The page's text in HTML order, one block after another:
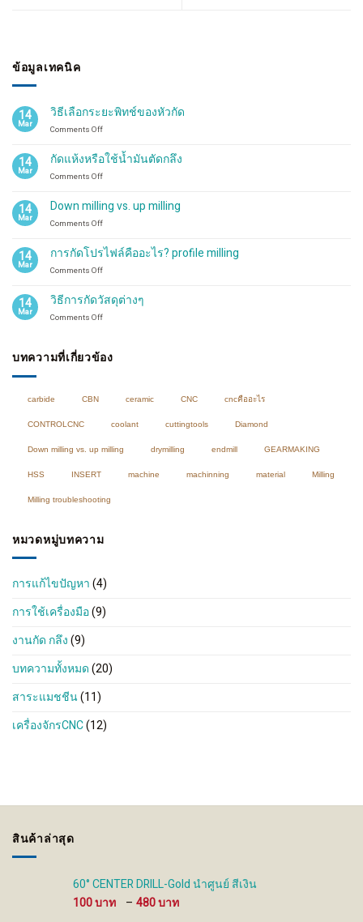
ข้อมูลเทคนิค
14
Mar
วิธีเลือกระยะพิทช์ของหัวกัด
Comments Offon
เลือก
ระ
ยะ
ของ
หัว
กัด
14
Mar
กัดแห้งหรือใช้น้ำมันตัดกลึง
Comments Offon
หรือ
ใช้
ตัด
14
Mar
Down milling vs. up milling
Comments Offon
milling
vs.
up
14
Mar
การกัดโปรไฟล์คืออะไร? profile milling
Comments Offon
กัด
โปรไฟล์
คือ
milling
14
Mar
วิธีการกัดวัสดุต่างๆ
Comments Offon
กัด
บทความที่เกี่ยวข้อง
carbide CBN ceramic CNC cncคืออะไร
CONTROLCNC coolant cuttingtools Diamond
Down milling vs. up milling drymilling endmill GEARMAKING
HSS INSERT machine machinning material Milling
Milling troubleshooting
หมวดหมู่บทความ
การแก้ไขปัญหา(4)
การใช้เครื่องมือ(9)
งานกัด กลึง(9)
บทความทั้งหมด(20)
สาระแมชชีน(11)
เครื่องจักรCNC(12)
สินค้าล่าสุด
60° CENTER DRILL-Gold นำศูนย์ สีเงิน
100
– 480